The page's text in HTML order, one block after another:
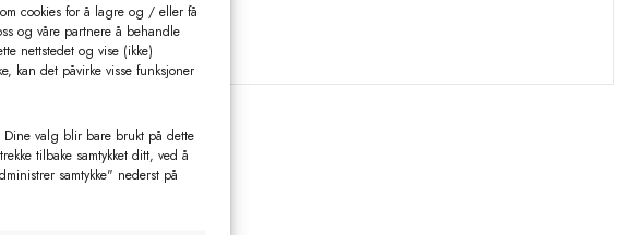
cookies for å lagre og / eller få
og våre partnere å behandle
nettstedet og vise (ikke)
kan det påvirke visse funksjoner
Dine valg blir bare brukt på dette
tilbake samtykket ditt, ved å
samtykke" nederst på